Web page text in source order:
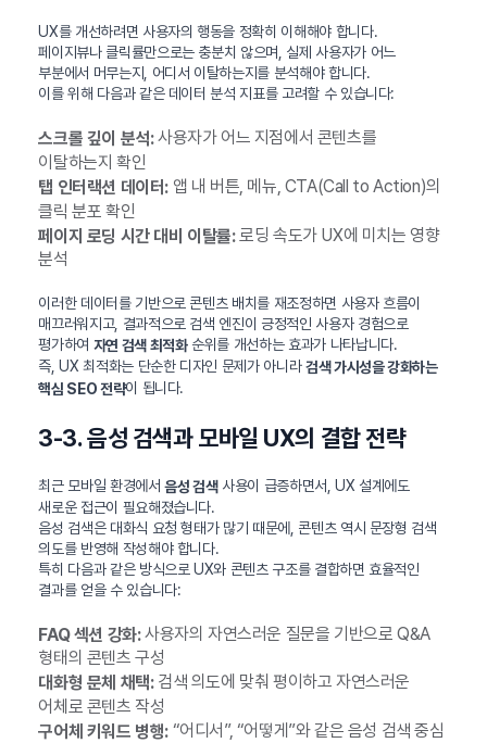
UX를 개선하려면 사용자의 행동을 정확히 이해해야 합니다.
페이지뷰나 클릭률만으로는 충분치 않으며, 실제 사용자가 어느
부분에서 머무는지, 어디서 이탈하는지를 분석해야 합니다.
이를 위해 다음과 같은 데이터 분석 지표를 고려할 수 있습니다:
스크롤 깊이 분석:사용자가 어느 지점에서 콘텐츠를
이탈하는지 확인
탭 인터랙션 데이터:앱 내 버튼, 메뉴, CTA(Call to Action)의
클릭 분포 확인
페이지 로딩 시간 대비 이탈률:로딩 속도가 UX에 미치는 영향
분석
이러한 데이터를 기반으로 콘텐츠 배치를 재조정하면 사용자 흐름이
매끄러워지고, 결과적으로 검색 엔진이 긍정적인 사용자 경험으로
평가하여 자연 검색 최적화순위를 개선하는 효과가 나타납니다.
즉, UX 최적화는 단순한 디자인 문제가 아니라검색 가시성을 강화하는
핵심 SEO 전략이 됩니다.
3-3. 음성 검색과 모바일 UX의 결합 전략
최근 모바일 환경에서음성 검색사용이 급증하면서, UX 설계에도
새로운 접근이 필요해졌습니다.
음성 검색은 대화식 요청 형태가 많기 때문에, 콘텐츠 역시 문장형 검색
의도를 반영해 작성해야 합니다.
특히 다음과 같은 방식으로 UX와 콘텐츠 구조를 결합하면 효율적인
결과를 얻을 수 있습니다:
FAQ 섹션 강화:사용자의 자연스러운 질문을 기반으로 Q&A
형태의 콘텐츠 구성
대화형 문체 채택:검색 의도에 맞춰 평이하고 자연스러운
어체로 콘텐츠 작성
구어체 키워드 병행:“어디서”, “어떻게”와 같은 음성 검색 중심